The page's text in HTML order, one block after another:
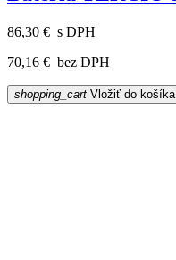
86,30 € s DPH
70,16 € bez DPH
shopping_cart Vložiť do košíka